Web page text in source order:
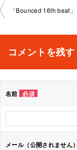
投
ビ
シ
ョ
コメントを残す
名前 必須
メール（公開されません）